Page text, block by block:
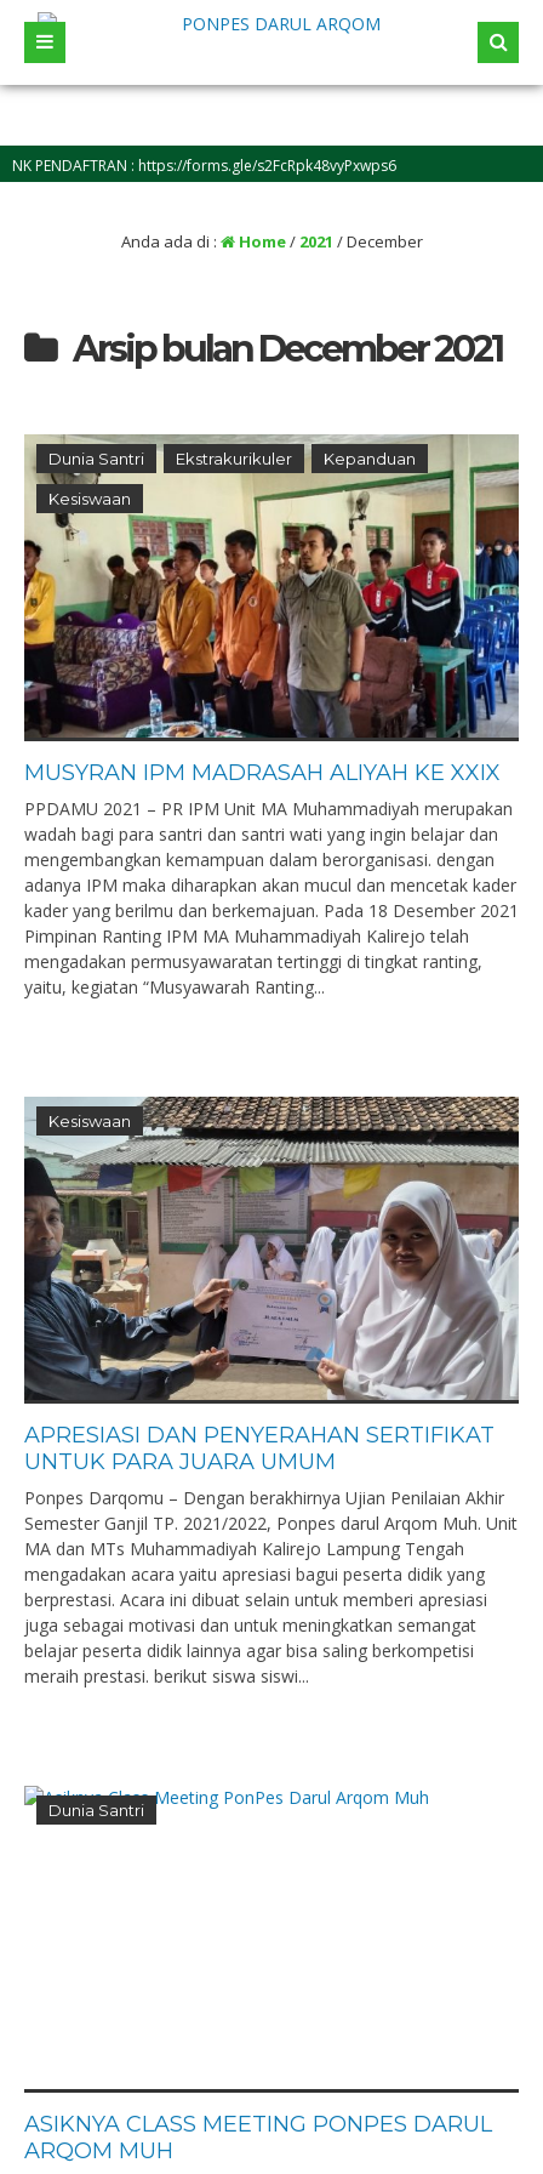
: https://forms.gle/s2FcRpk48vyPxwps6
Anda ada di : Home/ 2021 /December
Arsip bulan December 2021
Dunia Santri Ekstrakurikuler Kepanduan
Kesiswaan
MUSYRAN IPM MADRASAH ALIYAH KE XXIX
PPDAMU 2021 – PR IPM Unit MA Muhammadiyah merupakan
wadah bagi para santri dan santri wati yang ingin belajar dan
mengembangkan kemampuan dalam berorganisasi. dengan
adanya IPM maka diharapkan akan mucul dan mencetak kader
kader yang berilmu dan berkemajuan. Pada 18 Desember 2021
Pimpinan Ranting IPM MA Muhammadiyah Kalirejo telah
mengadakan permusyawaratan tertinggi di tingkat ranting,
yaitu, kegiatan “Musyawarah Ranting...
Kesiswaan
APRESIASI DAN PENYERAHAN SERTIFIKAT
UNTUK PARA JUARA UMUM
Ponpes Darqomu – Dengan berakhirnya Ujian Penilaian Akhir
Semester Ganjil TP. 2021/2022, Ponpes darul Arqom Muh. Unit
MA dan MTs Muhammadiyah Kalirejo Lampung Tengah
mengadakan acara yaitu apresiasi bagui peserta didik yang
berprestasi. Acara ini dibuat selain untuk memberi apresiasi
juga sebagai motivasi dan untuk meningkatkan semangat
belajar peserta didik lainnya agar bisa saling berkompetisi
meraih prestasi. berikut siswa siswi...
Dunia Santri
ASIKNYA CLASS MEETING PONPES DARUL
ARQOM MUH